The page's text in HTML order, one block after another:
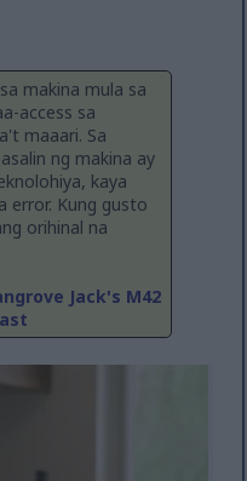
makina mula sa
access sa
maaari. Sa
ng makina ay
kaya
error. Kung gusto
orihinal na
Jack's M42